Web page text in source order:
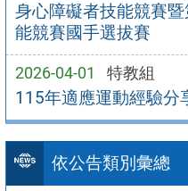
身心障礙者技能競賽
能競賽國手選拔賽
2026-04-01 特教組
115年適應運動經驗分
依公告類別彙總